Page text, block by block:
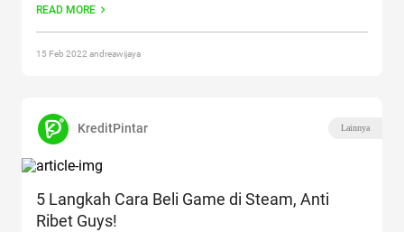
pengguna paling banyak di
READ MORE
15 Feb 2022 andreawijaya
KreditPintar Lainnya
5 Langkah Cara Beli Game di Steam, Anti
Ribet Guys!